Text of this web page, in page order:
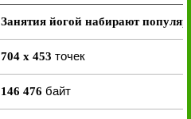
Занятия йогой набирают
704 x 453 точек
146 476 байт